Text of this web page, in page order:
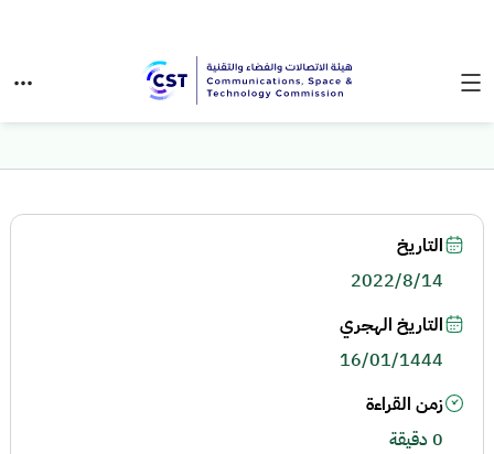
التاريخ
2022/8/14
التاريخ الهجري
16/01/1444
زمن القراءة
0 دقيقة